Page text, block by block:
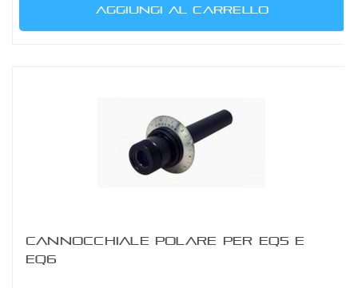
AGGIUNGI AL CARRELLO
CANNOCCHIALE POLARE PER EQ5 E
EQ6